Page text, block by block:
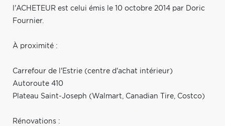
l'ACHETEUR est celui émis le 10 octobre 2014 par Doric
Fournier.
À proximité :
Carrefour de l'Estrie (centre d'achat intérieur)
Autoroute 410
Plateau Saint-Joseph (Walmart, Canadian Tire, Costco)
Rénovations :